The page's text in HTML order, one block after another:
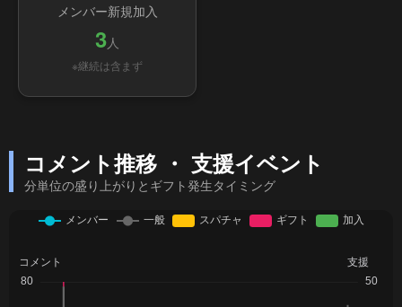
メンバー新規加入
3人
※継続は含まず
コメント推移 ・ 支援イベント
分単位の盛り上がりとギフト発生タイミング